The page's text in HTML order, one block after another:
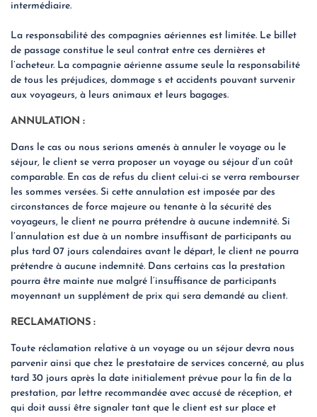
intermédiaire.
La responsabilité des compagnies aériennes est limitée. Le billet
de passage constitue le seul contrat entre ces dernières et
l’acheteur. La compagnie aérienne assume seule la responsabilité
de tous les préjudices, dommage s et accidents pouvant survenir
aux voyageurs, à leurs animaux et leurs bagages.
ANNULATION :
Dans le cas ou nous serions amenés à annuler le voyage ou le
séjour, le client se verra proposer un voyage ou séjour d’un coût
comparable. En cas de refus du client celui-ci se verra rembourser
les sommes versées. Si cette annulation est imposée par des
circonstances de force majeure ou tenante à la sécurité des
voyageurs, le client ne pourra prétendre à aucune indemnité. Si
l’annulation est due à un nombre insuffisant de participants au
plus tard 07 jours calendaires avant le départ, le client ne pourra
prétendre à aucune indemnité. Dans certains cas la prestation
pourra être mainte nue malgré l’insuffisance de participants
moyennant un supplément de prix qui sera demandé au client.
RECLAMATIONS :
Toute réclamation relative à un voyage ou un séjour devra nous
parvenir ainsi que chez le prestataire de services concerné, au plus
tard 30 jours après la date initialement prévue pour la fin de la
prestation, par lettre recommandée avec accusé de réception, et
qui doit aussi être signaler tant que le client est sur place et